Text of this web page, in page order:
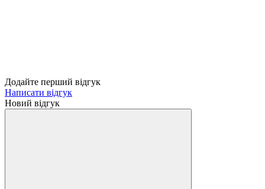
Додайте перший відгук
Написати відгук
Новий відгук